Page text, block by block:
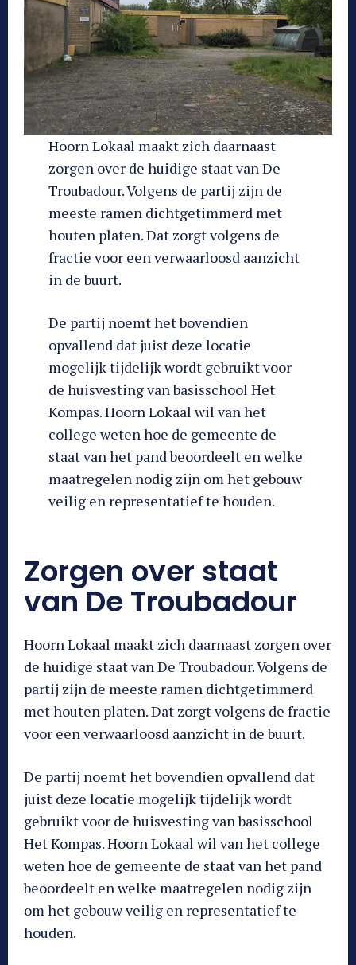
Hoorn Lokaal maakt zich daarnaast
zorgen over de huidige staat van De
Troubadour. Volgens de partij zijn de
meeste ramen dichtgetimmerd met
houten platen. Dat zorgt volgens de
fractie voor een verwaarloosd aanzicht
in de buurt.
De partij noemt het bovendien
opvallend dat juist deze locatie
mogelijk tijdelijk wordt gebruikt voor
de huisvesting van basisschool Het
Kompas. Hoorn Lokaal wil van het
college weten hoe de gemeente de
staat van het pand beoordeelt en welke
maatregelen nodig zijn om het gebouw
veilig en representatief te houden.
Zorgen over staat
van De Troubadour
Hoorn Lokaal maakt zich daarnaast zorgen over
de huidige staat van De Troubadour. Volgens de
partij zijn de meeste ramen dichtgetimmerd
met houten platen. Dat zorgt volgens de fractie
voor een verwaarloosd aanzicht in de buurt.
De partij noemt het bovendien opvallend dat
juist deze locatie mogelijk tijdelijk wordt
gebruikt voor de huisvesting van basisschool
Het Kompas. Hoorn Lokaal wil van het college
weten hoe de gemeente de staat van het pand
beoordeelt en welke maatregelen nodig zijn
om het gebouw veilig en representatief te
houden.